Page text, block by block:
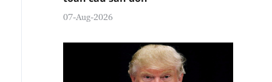
07-Aug-2026